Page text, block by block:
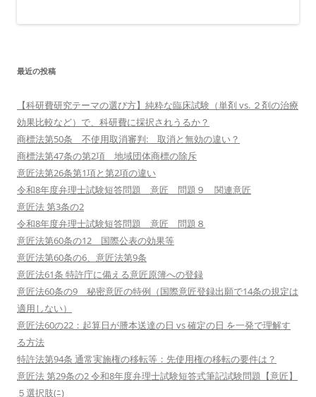
最近の投稿
【科研費研究テーマの選び方】純粋な臨床試験（単剤 vs. ２剤の治療
効果比較など）で、科研費に採択されうるか？
商標法第50条 不使用取消審判: 取消と無効の違い？
商標法第47条の第2項 地域団体商標の除斥
意匠法第26条第1項と第2項の違い
令和8年度弁理士試験短答問題 意匠 問題９ 関連意匠
意匠法 第3条の2
令和8年度弁理士試験短答問題 意匠 問題８
意匠法第60条の12 国際公表の効果等
意匠法第60条の6、意匠法第9条
意匠法61条 特許庁に備える意匠原簿への登録
意匠法60条の9 秘密意匠の特例（国際意匠登録出願で14条の規定は
適用しない）
意匠法60の22：起算日が謄本送達の日 vs 確定の日 を一発で理解す
る方法
特許法第94条 通常実施権の移転等：先使用権の移転の要件は？
意匠法 第29条の2 令和8年度弁理士試験短答式筆記試験問題【意匠】
５選択肢(ﾆ)